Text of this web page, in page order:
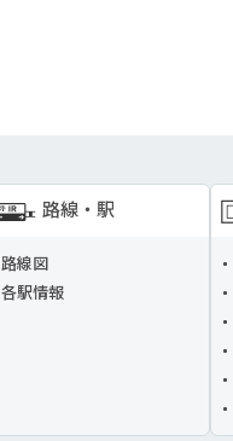
路線・駅
路線図
各駅情報